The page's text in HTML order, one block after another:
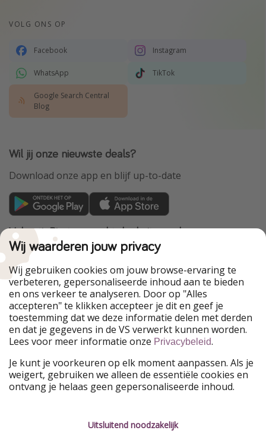
VOLG ONS OP
Facebook Instagram
WhatsApp TikTok
Google Search Central
Blog
Wil jij onze nieuwste deals?
Download onze app en blijf up-to-date
VakantiePiraten maakt deel uit van de
HolidayPirates Group
Onze markten
PiratinViaggio
HolidayPirates
WakacyjniPiraci
VoyagesPirates
Ferienpiraten
Urlaubspiraten
Urlaubspiraten
ViajerosPiratas
TravelPirates
HolidayPirates Group
Leer ons kennen Juridisch
Wij waarderen jouw privacy
Wij gebruiken cookies om jouw browse-ervaring te
verbeteren, gepersonaliseerde inhoud aan te bieden
en ons verkeer te analyseren. Door op "Alles
accepteren" te klikken accepteer je dit en geef je
toestemming dat we deze informatie delen met derden
en dat je gegevens in de VS verwerkt kunnen worden.
Lees voor meer informatie onze Privacybeleid.
Je kunt je voorkeuren op elk moment aanpassen. Als je
weigert, gebruiken we alleen de essentiële cookies en
ontvang je helaas geen gepersonaliseerde inhoud.
Uitsluitend noodzakelijk